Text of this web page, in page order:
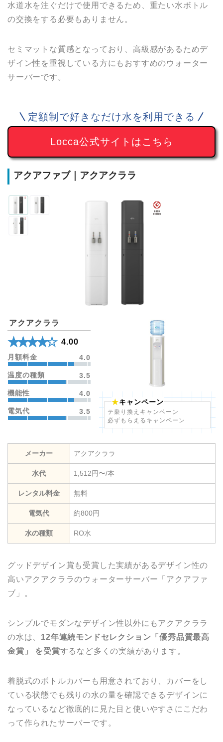
水道水を注ぐだけで使用できるため、重たい水ボトル
の交換をする必要もありません。
セミマットな質感となっており、高級感があるためデ
ザイン性を重視している方にもおすすめのウォーター
サーバーです。
定額制で好きなだけ水を利用できる
Locca公式サイトはこちら
アクアファブ｜アクアクララ
アクアクララ
★★★★★
☆☆☆☆☆ 4.00
月額料金 4.0
温度の種類 3.5
機能性 4.0
電気代 3.5
キャンペーン
テ乗り換えキャンペーン
必ずもらえるキャンペーン
メーカー アクアクララ
水代 1,512円〜/本
レンタル料金 無料
電気代 約800円
水の種類 RO水
グッドデザイン賞も受賞した実績があるデザイン性の
高いアクアクララのウォーターサーバー「アクアファ
ブ」。
シンプルでモダンなデザイン性以外にもアクアクララ
の水は、 12年連続モンドセレクション「優秀品質最高
金賞」 を受賞するなど多くの実績があります。
着脱式のボトルカバーも用意されており、カバーをし
ている状態でも残りの水の量を確認できるデザインに
なっているなど徹底的に見た目と使いやすさにこだわ
って作られたサーバーです。